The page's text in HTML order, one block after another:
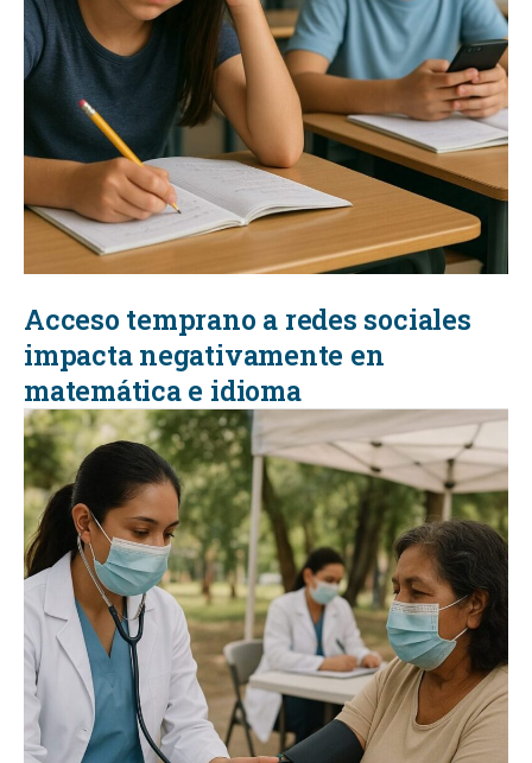
Acceso temprano a redes sociales
impacta negativamente en
matemática e idioma